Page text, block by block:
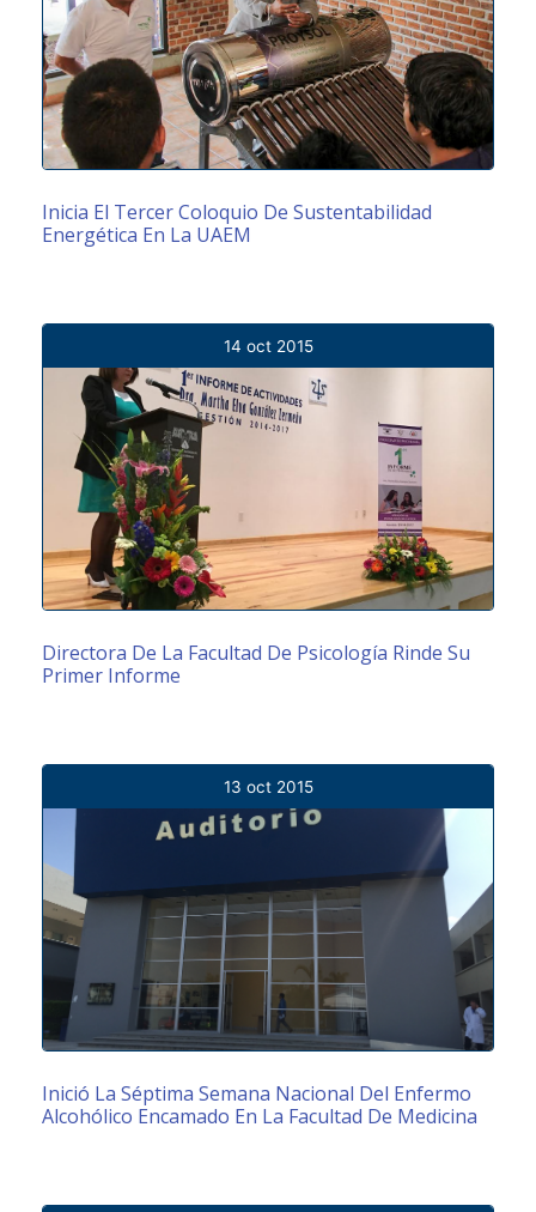
Inicia El Tercer Coloquio De Sustentabilidad
Energética En La UAEM
14 oct 2015
Directora De La Facultad De Psicología Rinde Su
Primer Informe
13 oct 2015
Inició La Séptima Semana Nacional Del Enfermo
Alcohólico Encamado En La Facultad De Medicina